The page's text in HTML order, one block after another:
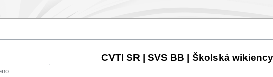
CVTI SR | SVS BB | Školská